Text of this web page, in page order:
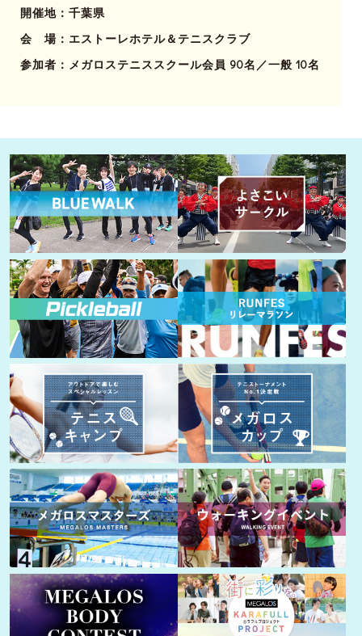
開催地：千葉県
会 場：エストーレホテル＆テニスクラブ
参加者：メガロステニススクール会員 90名／一般 10名